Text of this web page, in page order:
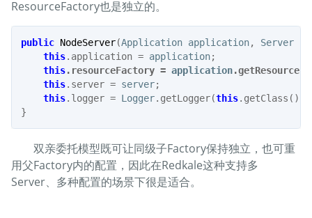
ResourceFactory也是独立的。
public NodeServer(Application application, Server
this. application = application;
this. resourceFactory = application.
this. server = server;
this. logger = Logger. getLogger(this. getClass ().
}
双亲委托模型既可让同级子Factory保持独立，也可重
用父Factory内的配置，因此在Redkale这种支持多
Server、多种配置的场景下很是适合。